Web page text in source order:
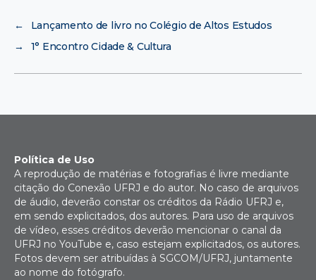
←
Lançamento de livro no Colégio de Altos Estudos
→
1° Encontro Cidade & Cultura
Política de Uso
A reprodução de matérias e fotografias é livre mediante
citação do Conexão UFRJ e do autor. No caso de arquivos
de áudio, deverão constar os créditos da Rádio UFRJ e,
em sendo explicitados, dos autores. Para uso de arquivos
de vídeo, esses créditos deverão mencionar o canal da
UFRJ no YouTube e, caso estejam explicitados, os autores.
Fotos devem ser atribuídas à SGCOM/UFRJ, juntamente
ao nome do fotógrafo.